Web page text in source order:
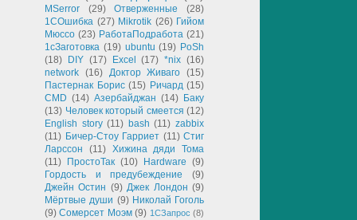
MSerror (29) Отверженные
(28)
1СОшибка (27) Mikrotik (26) Гийом
Мюссо (23) РаботаПодработа (21)
1сЗаготовка (19) ubuntu (19) PoSh
(18)
DIY (17) Excel (17) *nix (16)
network (16) Доктор Живаго (15)
Пастернак Борис (15) Ричард (15)
CMD (14) Азербайджан (14) Баку
(13) Человек который смеется (12)
English story (11) bash (11) zabbix
(11) Бичер-Стоу Гарриет (11) Стиг
Ларссон
(11) Хижина дяди Тома
(11)
ПростоТак (10) Hardware (9)
Гордость и предубеждение
(9)
Джейн Остин (9) Джек Лондон (9)
Мёртвые души (9) Николай Гоголь
(9) Сомерсет Моэм (9) 1СЗапрос (8)